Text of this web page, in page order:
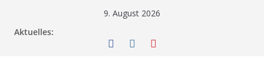
9. August 2026
Aktuelles: